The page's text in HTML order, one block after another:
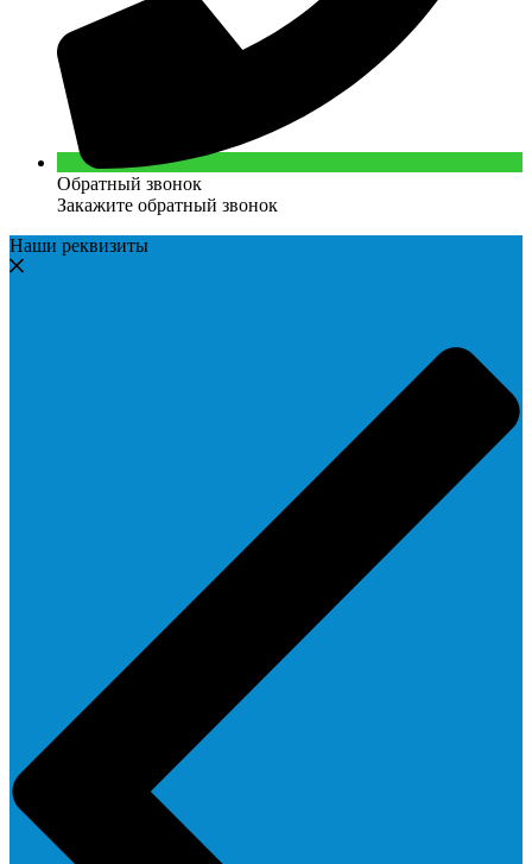
Обратный звонок
Закажите обратный звонок
Наши реквизиты